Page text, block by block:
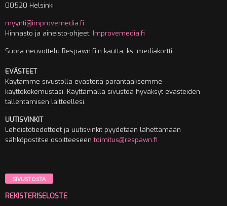
00520 Helsinki
myynti@improvemedia.fi
Hinnasto ja aineisto-ohjeet: Improvemedia.fi
Suora neuvottelu Respawn.fi:n kautta, ks. mediakortti
EVÄSTEET
Käytämme sivustolla evästeitä parantaaksemme
käyttökokemustasi. Käyttämällä sivustoa hyväksyt evästeiden
tallentamisen laitteellesi.
UUTISVINKIT
Lehdistötiedotteet ja uutisvinkit pyydetään lähettämään
sähköpostitse osoitteeseentoimitus@respawn.fi
SIVUSTOSTA
REKISTERISELOSTE